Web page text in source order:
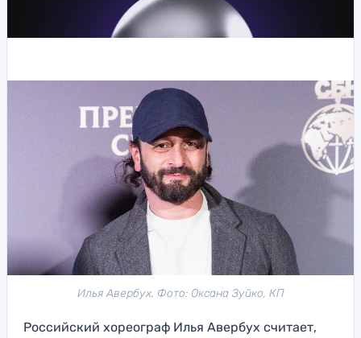
Илья Авербух. Фото: Оксана Зуйко, КП
Российский хореограф Илья Авербух считает,